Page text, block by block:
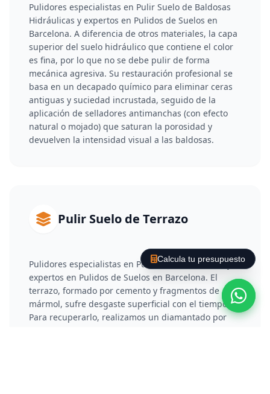
Pulidores especialistas en Pulir Suelo de Baldosas
Hidráulicas y expertos en Pulidos de Suelos en
Barcelona. A diferencia de otros materiales, la capa
superior del suelo hidráulico que contiene el color
es fina, por lo que no se debe pulir de forma
mecánica agresiva. Su restauración profesional se
basa en un decapado químico para eliminar ceras
antiguas y suciedad incrustada, seguido de la
aplicación de selladores antimanchas (con efecto
natural o mojado) que saturan la porosidad y
devuelven la intensidad visual a las baldosas.
Pulir Suelo de Terrazo
Pulidores especialistas en Pulir Suelo de Terrazo y
expertos en Pulidos de Suelos en Barcelona. El
terrazo, formado por cemento y fragmentos de
mármol, sufre desgaste superficial con el tiempo.
Para recuperarlo, realizamos un diamantado por
Calcula tu presupuesto